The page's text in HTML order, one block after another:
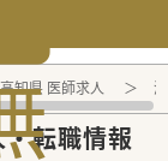
9:30-19:00
高知県 医師求人
転職情報